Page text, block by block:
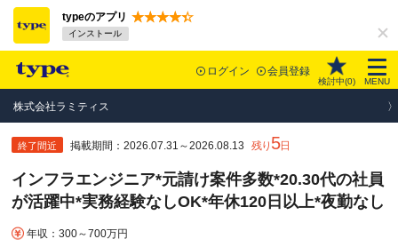
typeのアプリ
インストール
ログイン 会員登録
検討中(0) MENU
株式会社ラミティス
終了間近 掲載期間：2026.07.31～2026.08.13 残り 5日
インフラエンジニア*元請け案件多数*20.30代の社員
が活躍中*実務経験なしOK*年休120日以上*夜勤なし
年収：300～700万円